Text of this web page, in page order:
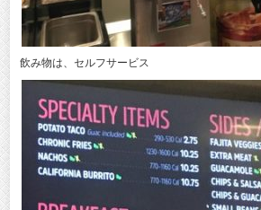
飲み物は、セルフサービス